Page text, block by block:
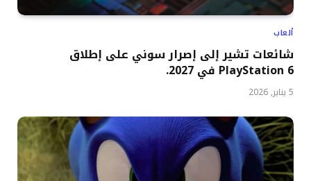
ألعاب
شائعات تشير إلى إصرار سوني على إطلاق
PlayStation 6 في 2027.
5 يناير, 2026